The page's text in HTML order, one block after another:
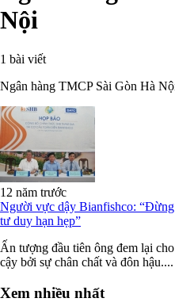
Nội
1 bài viết
Ngân hàng TMCP Sài Gòn Hà
12 năm trước
Người vực dậy Bianfishco:
tư duy hạn hẹp”
Ấn tượng đầu tiên ông đem lại
cậy bởi sự chân chất và đôn hậu....
Xem nhiều nhất